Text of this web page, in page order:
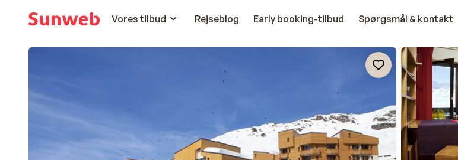
Vores tilbud
Rejseblog Early booking-tilbud Spørgsmål & kontakt